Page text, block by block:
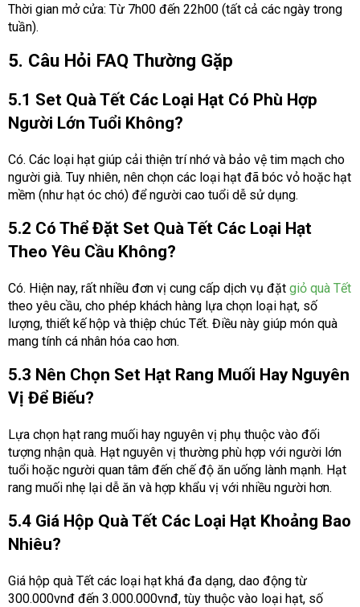
Thời gian mở cửa: Từ 7h00 đến 22h00 (tất cả các ngày trong
tuần).
5. Câu Hỏi FAQ Thường Gặp
5.1 Set Quà Tết Các Loại Hạt Có Phù Hợp
Người Lớn Tuổi Không?
Có. Các loại hạt giúp cải thiện trí nhớ và bảo vệ tim mạch cho
người già. Tuy nhiên, nên chọn các loại hạt đã bóc vỏ hoặc hạt
mềm (như hạt óc chó) để người cao tuổi dễ sử dụng.
5.2 Có Thể Đặt Set Quà Tết Các Loại Hạt
Theo Yêu Cầu Không?
Có. Hiện nay, rất nhiều đơn vị cung cấp dịch vụ đặt giỏ quà Tết
theo yêu cầu, cho phép khách hàng lựa chọn loại hạt, số
lượng, thiết kế hộp và thiệp chúc Tết. Điều này giúp món quà
mang tính cá nhân hóa cao hơn.
5.3 Nên Chọn Set Hạt Rang Muối Hay Nguyên
Vị Để Biếu?
Lựa chọn hạt rang muối hay nguyên vị phụ thuộc vào đối
tượng nhận quà. Hạt nguyên vị thường phù hợp với người lớn
tuổi hoặc người quan tâm đến chế độ ăn uống lành mạnh. Hạt
rang muối nhẹ lại dễ ăn và hợp khẩu vị với nhiều người hơn.
5.4 Giá Hộp Quà Tết Các Loại Hạt Khoảng Bao
Nhiêu?
Giá hộp quà Tết các loại hạt khá đa dạng, dao động từ
300.000vnđ đến 3.000.000vnđ, tùy thuộc vào loại hạt, số